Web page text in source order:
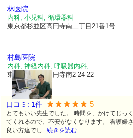
林医院
内科, 小児科, 循環器科
東京都杉並区高円寺南二丁目21番1号
村島医院
内科, 神経内科, 呼吸器内科, ...
東京都杉並区
高円寺南2-24-22
口コミ: 1件 5
とてもいい先生でした。 時間を、かけてじっ
てくれるので、不安がなくなります。 看護婦
良い方達でし...続きを読む